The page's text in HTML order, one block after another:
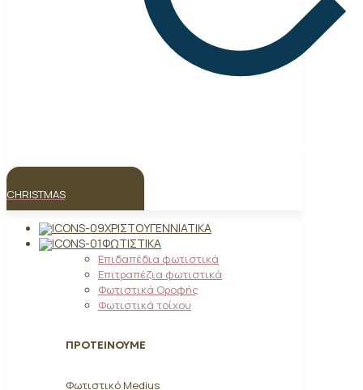
CHRISTMAS
ΧΡΙΣΤΟΥΓΕΝΝΙΆΤΙΚΑ
ΦΩΤΙΣΤΙΚΆ
Επιδαπέδια φωτιστικά
Επιτραπέζια φωτιστικά
Φωτιστικά Οροφής
Φωτιστικά τοίχου
ΠΡΟΤΕΙΝΟΥΜΕ
Φωτιστικό Medius